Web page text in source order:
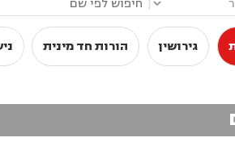
גירושין הורות חד מינית